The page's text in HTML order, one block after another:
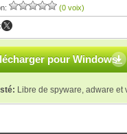
(0 voix)
pour Windows
Libre de spyware, adware et